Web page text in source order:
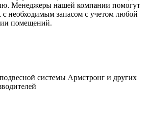
Менеджеры нашей компании помогут
с необходимым запасом с учетом любой
помещений.
системы Армстронг и других